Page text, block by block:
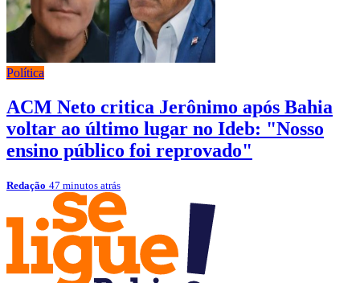
Política
ACM Neto critica Jerônimo após Bahia
voltar ao último lugar no Ideb: "Nosso
ensino público foi reprovado"
Redação 47 minutos atrás